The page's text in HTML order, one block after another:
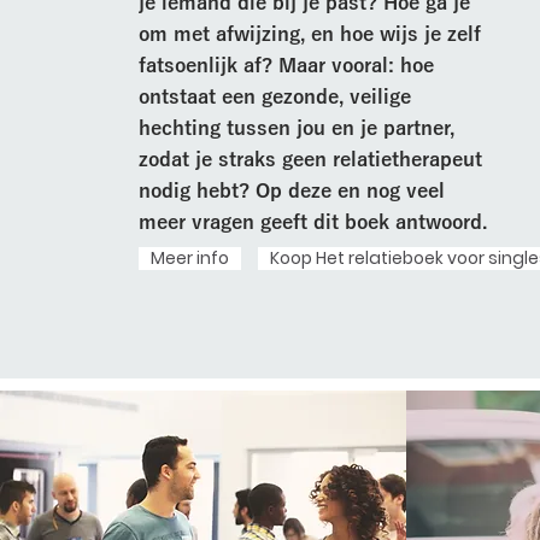
om met afwijzing, en hoe wijs je zelf
fatsoenlijk af? Maar vooral: hoe
ontstaat een gezonde, veilige
hechting tussen jou en je partner,
zodat je straks geen relatietherapeut
nodig hebt? Op deze en nog veel
meer vragen geeft dit boek antwoord.
Meer info Koop Het relatieboek voor